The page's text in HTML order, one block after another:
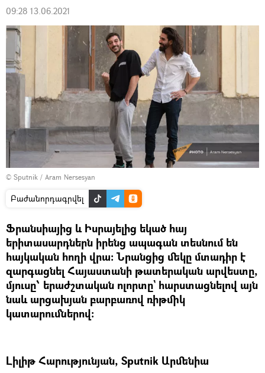
09:28 13.06.2021
© Sputnik / Aram Nersesyan
Բաժանորդագրվել
Ֆրանսիայից և Իսրայելից եկած հայ
երիտասարդներն իրենց ապագան տեսնում են
հայկական հողի վրա։ Նրանցից մեկը մտադիր է
զարգացնել Հայաստանի թատերական արվեստը,
մյուսը՝ երաժշտական ոլորտը` հարստացնելով այն
նաև արցախյան բարբառով ռիթմիկ
կատարումներով։
Լիլիթ Հարությունյան, Sputnik Արմենիա